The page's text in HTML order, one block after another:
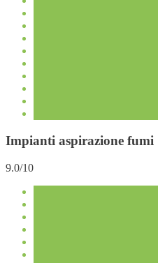
Impianti aspirazione fumi
9.0/10